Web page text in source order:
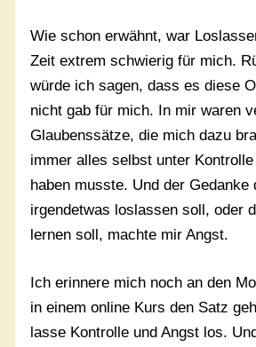
Wie schon erwähnt, war
Zeit extrem schwierig für mich.
würde ich sagen, dass es diese
nicht gab für mich. In mir waren
Glaubenssätze, die mich dazu
immer alles selbst unter
haben musste. Und der Gedanke
irgendetwas loslassen soll, oder
lernen soll, machte mir Angst.
Ich erinnere mich noch an den
in einem online Kurs den Satz
lasse Kontrolle und Angst los.